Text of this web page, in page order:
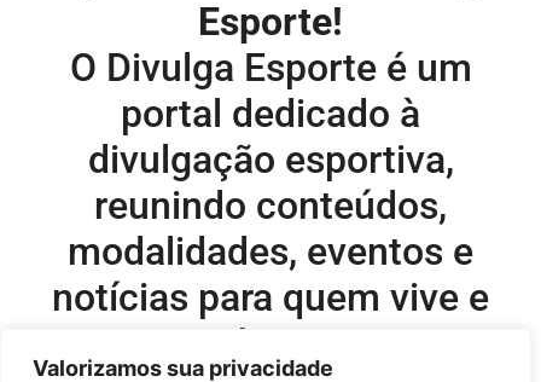
Valorizamos sua privacidade
Esporte!
O Divulga Esporte é um
portal dedicado à
divulgação esportiva,
reunindo conteúdos,
modalidades, eventos e
notícias para quem vive e
acompanha o esporte.